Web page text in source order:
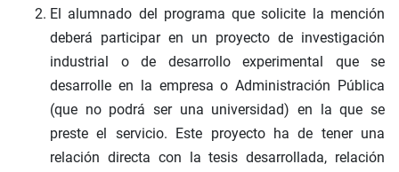
El alumnado del programa que solicite la mención
deberá participar en un proyecto de investigación
industrial o de desarrollo experimental que se
desarrolle en la empresa o Administración Pública
(que no podrá ser una universidad) en la que se
preste el servicio. Este proyecto ha de tener una
relación directa con la tesis desarrollada, relación